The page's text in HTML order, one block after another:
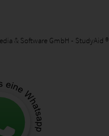
& Software GmbH - StudyAid ®